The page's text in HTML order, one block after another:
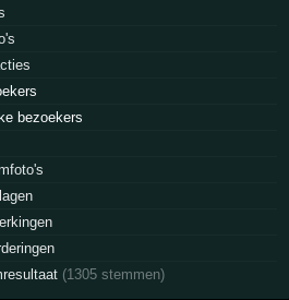
bezoekers
(1305 stemmen)